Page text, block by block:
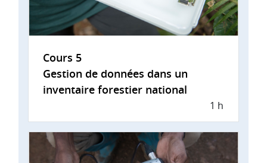
Cours 5
Gestion de données dans un
inventaire forestier national
1 h